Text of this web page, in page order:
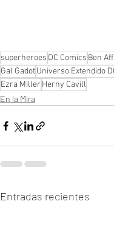
superheroes DC Comics Ben
Gal GadotUniverso Extendido
Ezra Miller Herny Cavill
En la Mira
Entradas recientes